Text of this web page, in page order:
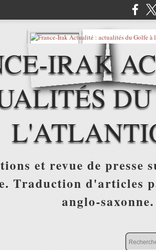
IRAK
et revue de
Traduction d'articles
anglo-saxonne.